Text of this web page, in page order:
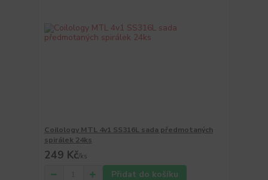
Coilology MTL 4v1 SS316L sada předmotaných
spirálek 24ks
249 Kč/ks
Přidat do košíku